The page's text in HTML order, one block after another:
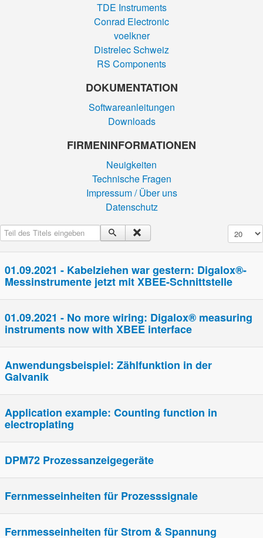
TDE Instruments
Conrad Electronic
voelkner
Distrelec Schweiz
RS Components
DOKUMENTATION
Softwareanleitungen
Downloads
FIRMEN­INFORMATIONEN
Neuigkeiten
Technische Fragen
Impressum / Über uns
Datenschutz
Teil des Titels eingeben Anzeige #
01.09.2021 - Kabelziehen war gestern: Digalox®-
Messinstrumente jetzt mit XBEE-Schnittstelle
01.09.2021 - No more wiring: Digalox® measuring
instruments now with XBEE interface
Anwendungsbeispiel: Zählfunktion in der
Galvanik
Application example: Counting function in
electroplating
DPM72 Prozessanzeigegeräte
Fern­­mess­­einheiten für Prozes­s­signale
Fern­­mess­­einheiten für Strom & Spannung